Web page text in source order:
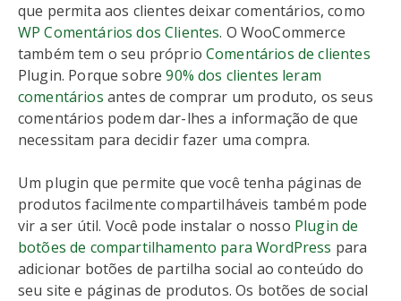
que permita aos clientes deixar comentários, como
WP Comentários dos Clientes. O WooCommerce
também tem o seu próprioComentários de clientes
Plugin. Porque sobre90% dos clientes leram
comentários antes de comprar um produto, os seus
comentários podem dar-lhes a informação de que
necessitam para decidir fazer uma compra.
Um plugin que permite que você tenha páginas de
produtos facilmente compartilháveis também pode
vir a ser útil. Você pode instalar o nosso Plugin de
botões de compartilhamento para WordPress para
adicionar botões de partilha social ao conteúdo do
seu site e páginas de produtos. Os botões de social